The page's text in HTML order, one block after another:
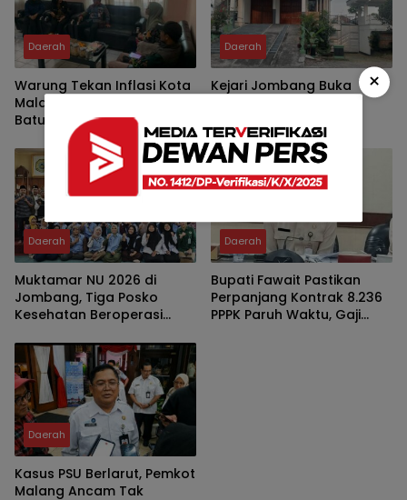
Daerah
Warung Tekan Inflasi Kota
Malang Jadi Rujukan, Kota
Batu Pelajari Strategi Jaga
Harga dan Kelola Pasar
Rakyat
Daerah
Kejari Jombang Buka
Pengelolaan KPRI Sejahtera
Daerah
Muktamar NU 2026 di
Jombang, Tiga Posko
Kesehatan Beroperasi
Daerah
Bupati Fawait Pastikan
Perpanjang Kontrak 8.236
PPPK Paruh Waktu, Gaji
Daerah
Kasus PSU Berlarut, Pemkot
Malang Ancam Tak
×